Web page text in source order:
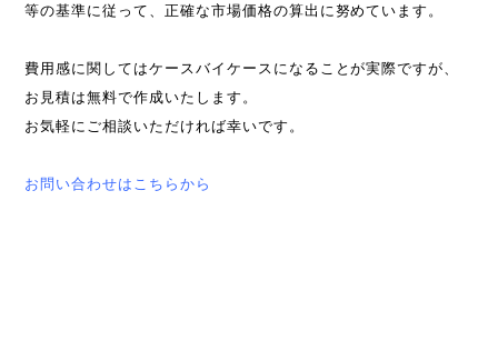
等の基準に従って、正確な市場価格の算出に努めています。
費用感に関してはケースバイケースになることが実際ですが、
お見積は無料で作成いたします。
お気軽にご相談いただければ幸いです。
お問い合わせはこちらから